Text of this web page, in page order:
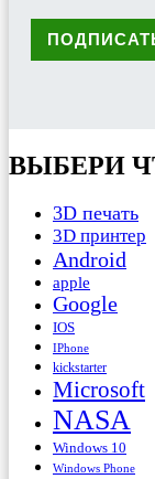
ВЫБЕРИ
3D печать
3D принтер
Android
apple
Google
IOS
IPhone
kickstarter
Microsoft
NASA
Windows 10
Windows Phone